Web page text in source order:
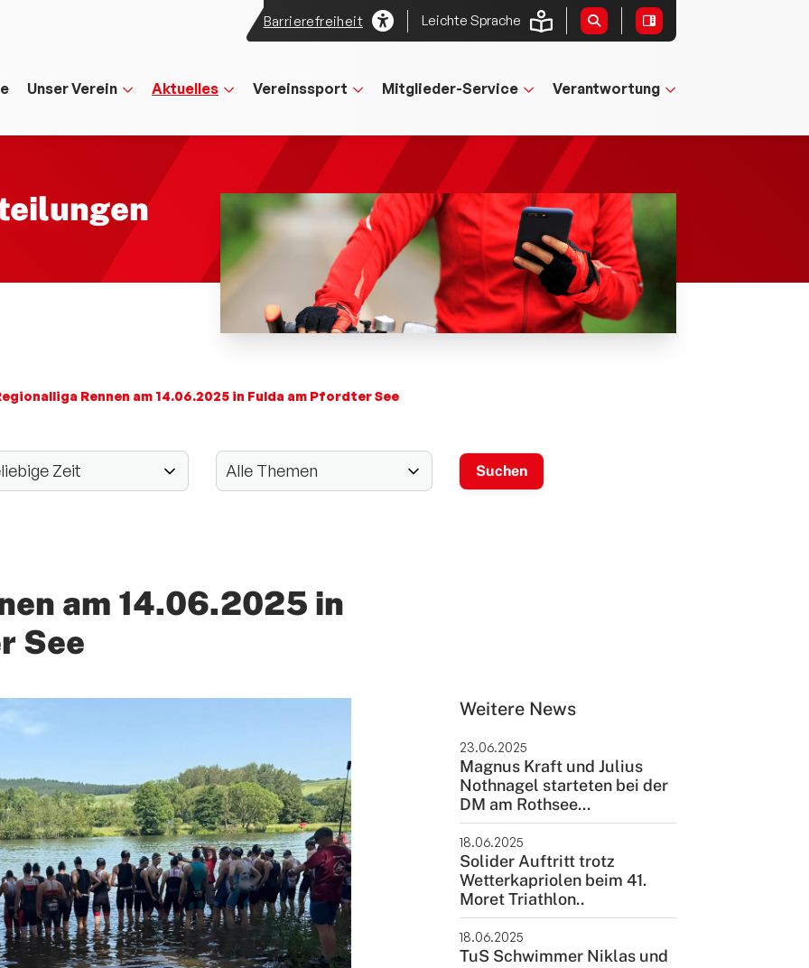
Barrierefreiheit Leichte Sprache
Unser Verein Aktuelles Vereinssport Mitglieder-Service Verantwortung
Rennen am 14.06.2025 in Fulda am Pfordter See
am 14.06.2025 in
See
Weitere News
23.06.2025
Magnus Kraft und Julius
Nothnagel starteten bei der
DM am Rothsee...
18.06.2025
Solider Auftritt trotz
Wetterkapriolen beim 41.
Moret Triathlon..
18.06.2025
TuS Schwimmer Niklas und
Mitglieder-Service
Downloads
Alles zur Mitgliedschaft
Fragen & Antworten
Vereinsapp
Turn und Sportverein Griesheim
Jahnstraße 20
64347 Griesheim